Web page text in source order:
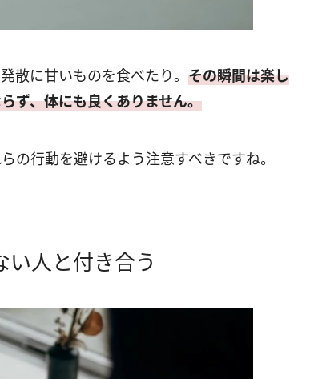
散に甘いものを食べたり。 その瞬間は楽し
ず、体にも良くありません。
の行動を避けるよう注意すべきですね。
い人と付き合う